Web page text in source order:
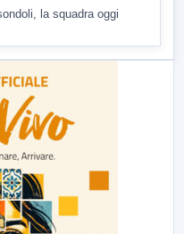
la squadra oggi